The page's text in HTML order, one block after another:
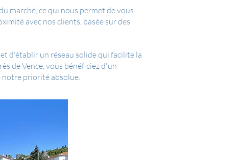
marché, ce qui nous permet de vous
avec nos clients, basée sur des
d'établir un réseau solide qui facilite la
de Vence, vous bénéficiez d'un
notre priorité absolue.